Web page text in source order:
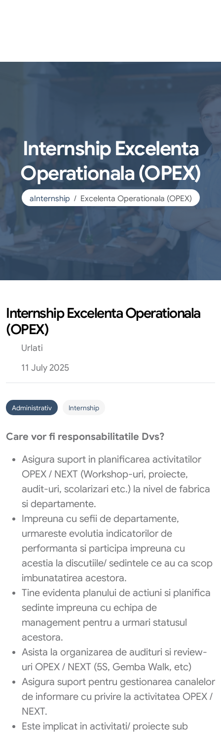
Internship Excelenta
Operationala (OPEX)
aInternship Excelenta Operationala (OPEX)
Internship Excelenta Operationala
(OPEX)
Urlati
11 July 2025
Administrativ Internship
Care vor fi responsabilitatile Dvs?
Asigura suport in planificarea activitatilor
OPEX / NEXT (Workshop-uri, proiecte,
audit-uri, scolarizari etc.) la nivel de fabrica
si departamente.
Impreuna cu sefii de departamente,
urmareste evolutia indicatorilor de
performanta si participa impreuna cu
acestia la discutiile/ sedintele ce au ca scop
imbunatatirea acestora.
Tine evidenta planului de actiuni si planifica
sedinte impreuna cu echipa de
management pentru a urmari statusul
acestora.
Asista la organizarea de audituri si review-
uri OPEX / NEXT (5S, Gemba Walk, etc)
Asigura suport pentru gestionarea canalelor
de informare cu privire la activitatea OPEX /
NEXT.
Este implicat in activitati/ proiecte sub